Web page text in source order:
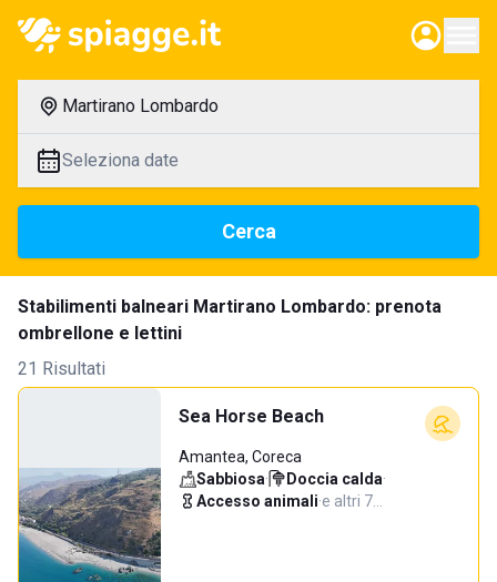
Martirano Lombardo
Seleziona date
Cerca
Stabilimenti balneari Martirano Lombardo: prenota
ombrellone e lettini
21 Risultati
Sea Horse Beach
Amantea, Coreca
Sabbiosa· Doccia calda·
Accesso animali·e altri 7…